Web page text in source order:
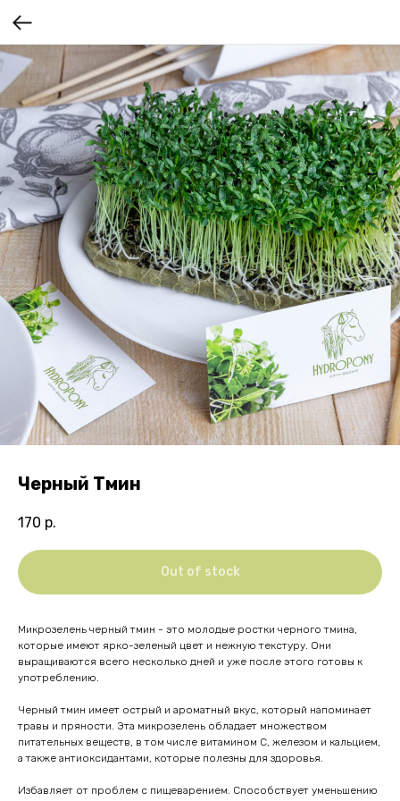
Черный Тмин
170 р.
Out of stock
Микрозелень черный тмин - это молодые ростки черного тмина,
которые имеют ярко-зеленый цвет и нежную текстуру. Они
выращиваются всего несколько дней и уже после этого готовы к
употреблению.
Черный тмин имеет острый и ароматный вкус, который напоминает
травы и пряности. Эта микрозелень обладает множеством
питательных веществ, в том числе витамином С, железом и кальцием,
а также антиоксидантами, которые полезны для здоровья.
Избавляет от проблем с пищеварением. Способствует уменьшению